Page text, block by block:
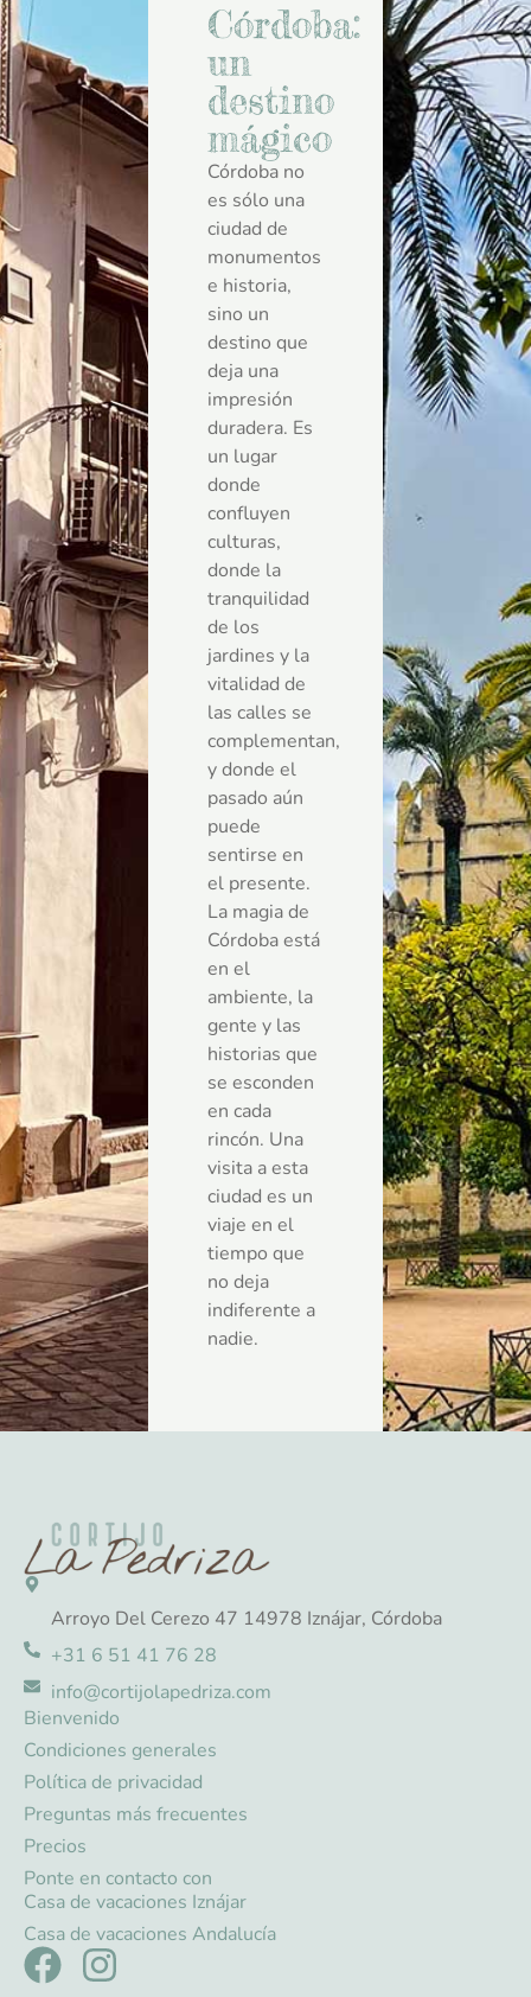
Córdoba:
un
destino
mágico
Córdoba no
es sólo una
ciudad de
monumentos
e historia,
sino un
destino que
deja una
impresión
duradera. Es
un lugar
donde
confluyen
culturas,
donde la
tranquilidad
de los
jardines y la
vitalidad de
las calles se
complementan,
y donde el
pasado aún
puede
sentirse en
el presente.
La magia de
Córdoba está
en el
ambiente, la
gente y las
historias que
se esconden
en cada
rincón. Una
visita a esta
ciudad es un
viaje en el
tiempo que
no deja
indiferente a
nadie.
Arroyo Del Cerezo 47 14978 Iznájar, Córdoba
+31 6 51 41 76 28
info@cortijolapedriza.com
Bienvenido
Condiciones generales
Política de privacidad
Preguntas más frecuentes
Precios
Ponte en contacto con
Casa de vacaciones Iznájar
Casa de vacaciones Andalucía